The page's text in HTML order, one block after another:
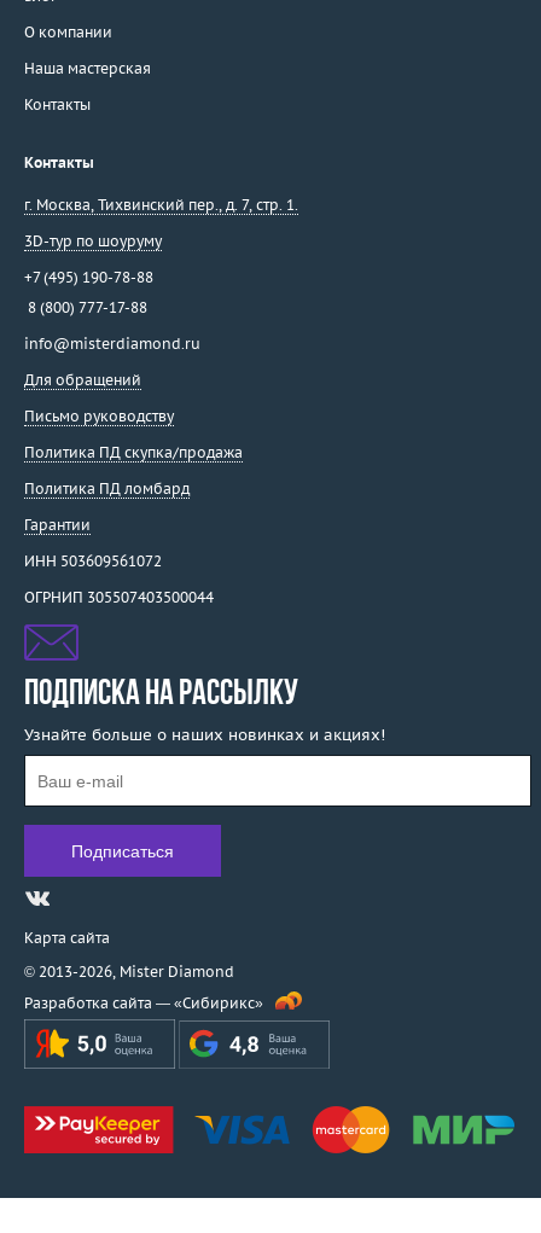
О компании
Наша мастерская
Контакты
Контакты
г. Москва, Тихвинский пер., д. 7, стр. 1.
3D-тур по шоуруму
+7 (495) 190-78-88
8 (800) 777-17-88
info@misterdiamond.ru
Для обращений
Письмо руководству
Политика ПД скупка/продажа
Политика ПД ломбард
Гарантии
ИНН 503609561072
ОГРНИП 305507403500044
ПОДПИСКА НА РАССЫЛКУ
Узнайте больше о наших новинках и акциях!
Карта сайта
© 2013-2026, Mister Diamond
Разработка сайта — «Сибирикс»